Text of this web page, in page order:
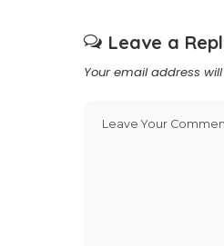
Leave a
Your email address